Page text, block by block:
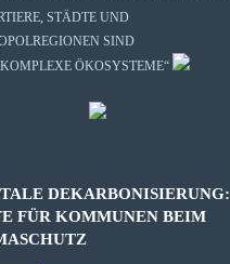
STÄDTE UND
SIND
ÖKOSYSTEME“
DEKARBONISIERUNG:
FÜR KOMMUNEN BEIM